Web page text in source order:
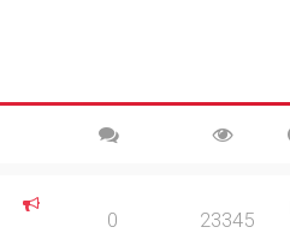
0 23345